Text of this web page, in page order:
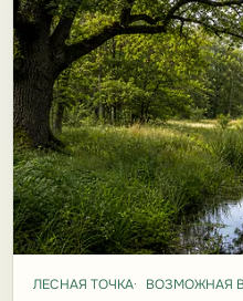
ЛЕСНАЯ ТОЧКА ВОЗМОЖНАЯ